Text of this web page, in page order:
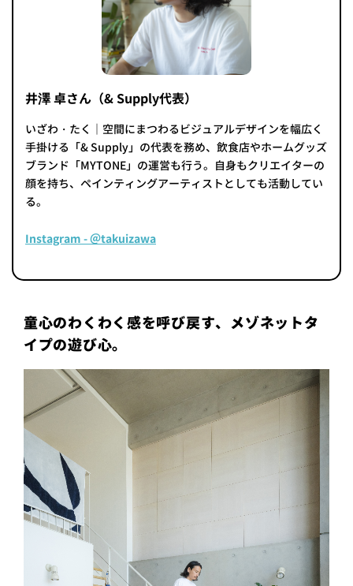
井澤 卓さん（& Supply代表）
いざわ・たく｜空間にまつわるビジュアルデザインを幅広く
手掛ける「& Supply」の代表を務め、飲食店やホームグッズ
ブランド「MYTONE」の運営も行う。自身もクリエイターの
顔を持ち、ペインティングアーティストとしても活動してい
る。
Instagram - ＠takuizawa
童心のわくわく感を呼び戻す、メゾネットタ
イプの遊び心。